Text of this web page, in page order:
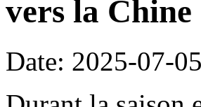
vers la Chine
Date: 2025-07-05